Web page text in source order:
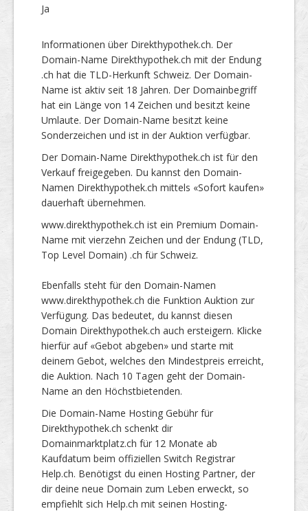
Ja
Informationen über Direkthypothek.ch. Der
Domain-Name Direkthypothek.ch mit der Endung
.ch hat die TLD-Herkunft Schweiz. Der Domain-
Name ist aktiv seit 18 Jahren. Der Domainbegriff
hat ein Länge von 14 Zeichen und besitzt keine
Umlaute. Der Domain-Name besitzt keine
Sonderzeichen und ist in der Auktion verfügbar.
Der Domain-Name Direkthypothek.ch ist für den
Verkauf freigegeben. Du kannst den Domain-
Namen Direkthypothek.ch mittels «Sofort kaufen»
dauerhaft übernehmen.
www.direkthypothek.ch ist ein Premium Domain-
Name mit vierzehn Zeichen und der Endung (TLD,
Top Level Domain) .ch für Schweiz.
Ebenfalls steht für den Domain-Namen
www.direkthypothek.ch die Funktion Auktion zur
Verfügung. Das bedeutet, du kannst diesen
Domain Direkthypothek.ch auch ersteigern. Klicke
hierfür auf «Gebot abgeben» und starte mit
deinem Gebot, welches den Mindestpreis erreicht,
die Auktion. Nach 10 Tagen geht der Domain-
Name an den Höchstbietenden.
Die Domain-Name Hosting Gebühr für
Direkthypothek.ch schenkt dir
Domainmarktplatz.ch für 12 Monate ab
Kaufdatum beim offiziellen Switch Registrar
Help.ch. Benötigst du einen Hosting Partner, der
dir deine neue Domain zum Leben erweckt, so
empfiehlt sich Help.ch mit seinen Hosting-